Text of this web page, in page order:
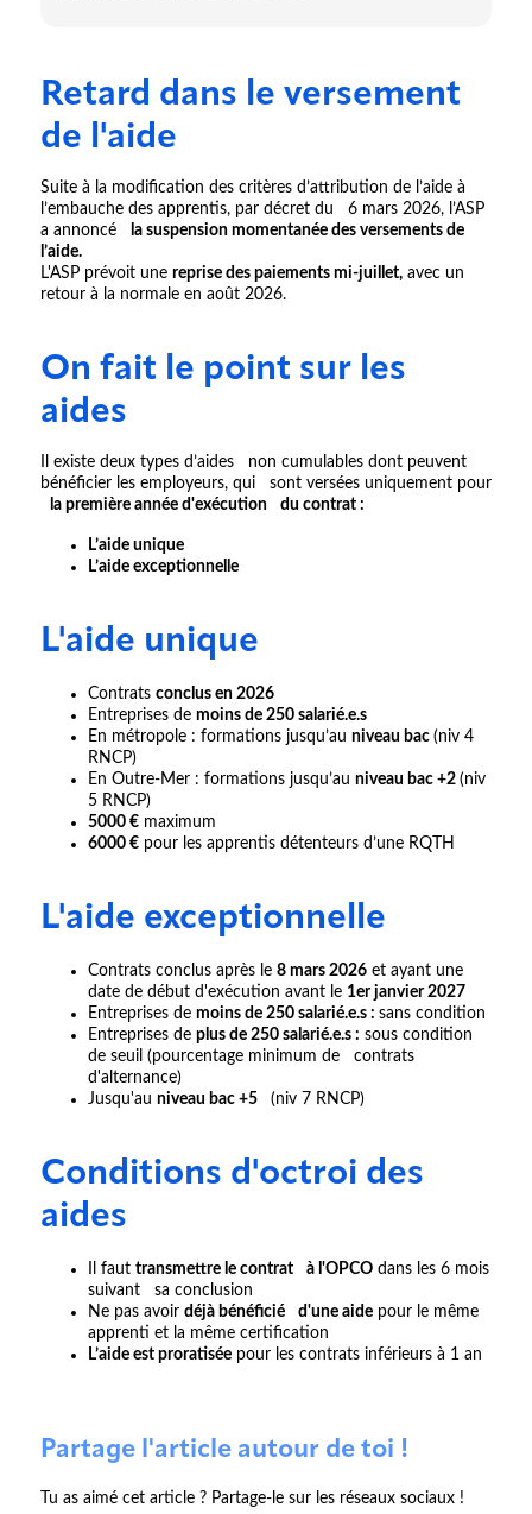
Retard dans le versement
de l'aide
Suite à la modification des critères d’attribution de l’aide à
l’embauche des apprentis, par décret du 6 mars 2026, l’ASP
a annoncé
la suspension momentanée des versements de
l’aide.
L'ASP prévoit une reprise des paiements mi-juillet,avec un
retour à la normale en août 2026.
On fait le point sur les
aides
Il existe deux types d’aides non cumulables dont peuvent
bénéficier les employeurs, qui sont versées uniquement pour
la première année d'exécution du contrat :
L’aide unique
L’aide exceptionnelle
L'aide unique
Contrats conclus en 2026
Entreprises de moins de 250 salarié.e.s
En métropole : formations jusqu’au niveau bac (niv 4
RNCP)
En Outre-Mer : formations jusqu’au niveau bac +2 (niv
5 RNCP)
5000 €maximum
6000 €pour les apprentis détenteurs d’une RQTH
L'aide exceptionnelle
Contrats conclus après le 8 mars 2026et ayant une
date de début d'exécution avant le 1er janvier 2027
Entreprises de moins de 250 salarié.e.s : sans condition
Entreprises de plus de 250 salarié.e.s : sous condition
de seuil (pourcentage minimum de contrats
d'alternance)
Jusqu'au niveau bac +5 (niv 7 RNCP)
Conditions d'octroi des
aides
Il faut transmettre le contrat à l'OPCOdans les 6 mois
suivant sa conclusion
Ne pas avoir déjà bénéficié d'une aidepour le même
apprenti et la même certification
L’aide est proratiséepour les contrats inférieurs à 1 an
Partage l'article autour de toi !
Tu as aimé cet article ? Partage-le sur les réseaux sociaux !